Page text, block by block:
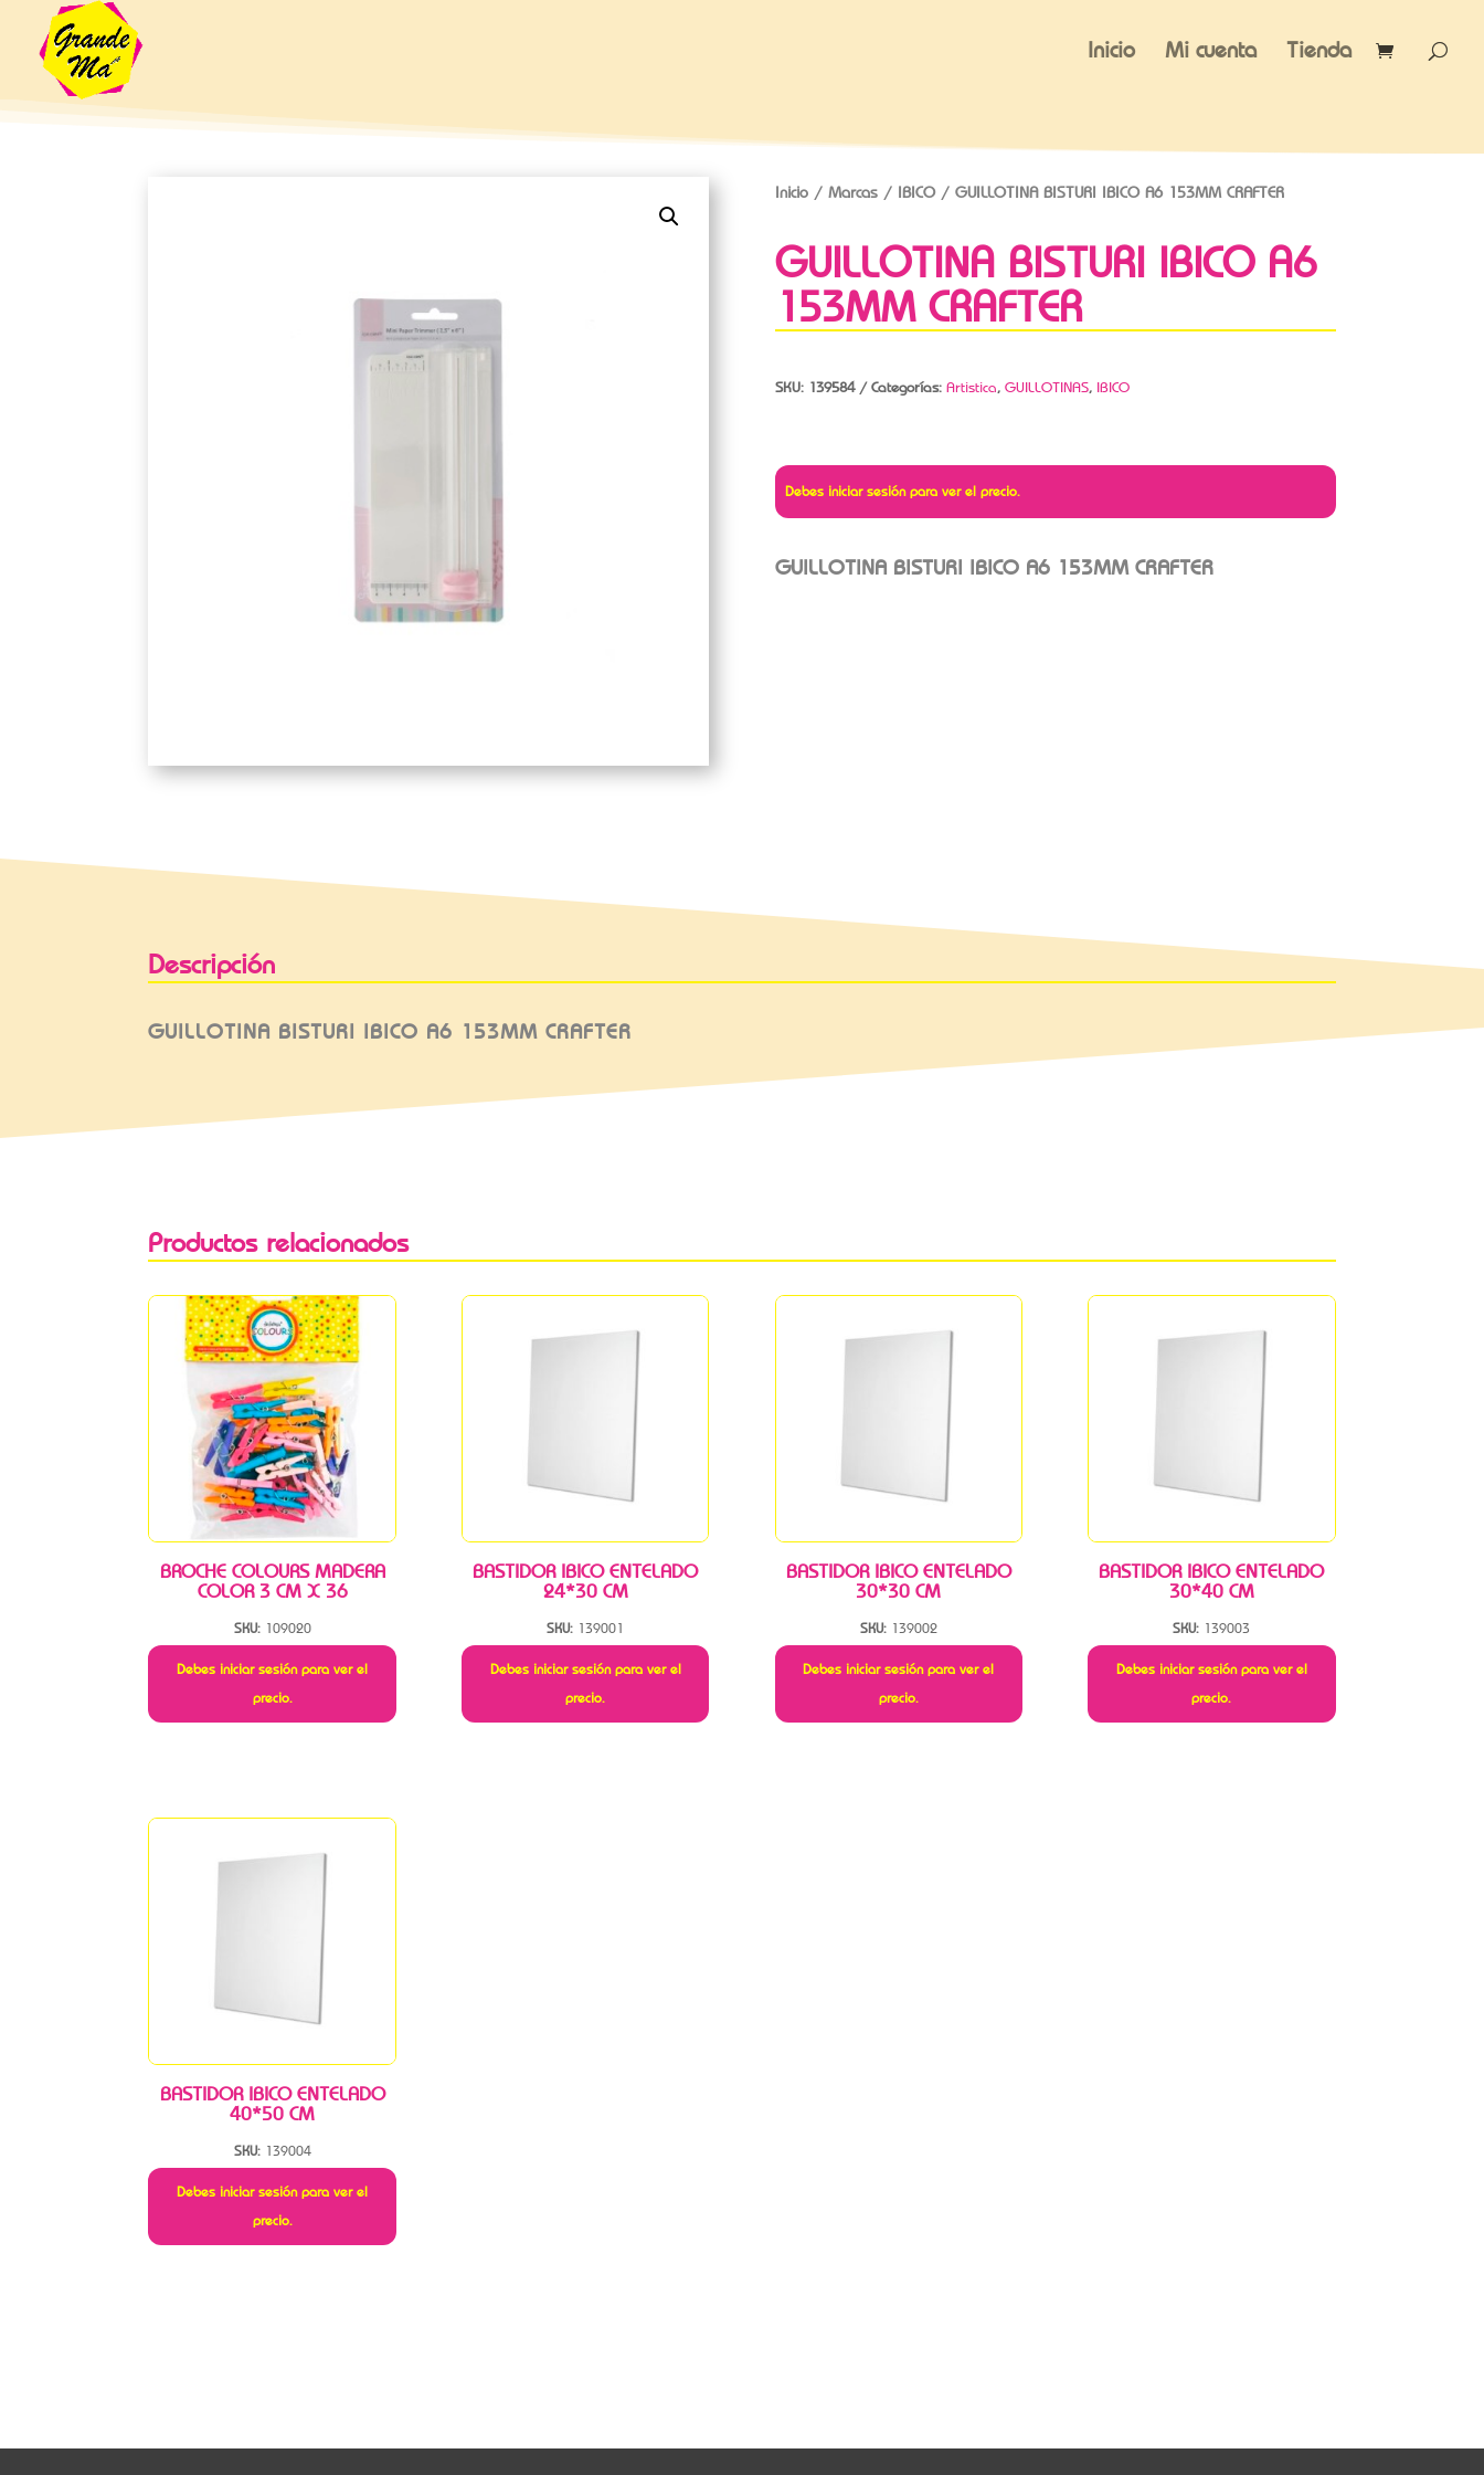
Inicio Mi cuenta Tienda
Inicio/ Marcas/ IBICO/ GUILLOTINA BISTURI IBICO A6 153MM CRAFTER
GUILLOTINA BISTURI IBICO A6
153MM CRAFTER
SKU: 139584 Categorías: Artistica, GUILLOTINAS, IBICO
Debes iniciar sesión para ver el precio.
GUILLOTINA BISTURI IBICO A6 153MM CRAFTER
Descripción
GUILLOTINA BISTURI IBICO A6 153MM CRAFTER
Productos relacionados
BROCHE COLOURS MADERA
COLOR 3 CM X 36
SKU: 109020
Debes iniciar sesión para ver el
precio.
BASTIDOR IBICO ENTELADO
24*30 CM
SKU: 139001
Debes iniciar sesión para ver el
precio.
BASTIDOR IBICO ENTELADO
30*30 CM
SKU: 139002
Debes iniciar sesión para ver el
precio.
BASTIDOR IBICO ENTELADO
30*40 CM
SKU: 139003
Debes iniciar sesión para ver el
precio.
BASTIDOR IBICO ENTELADO
40*50 CM
SKU: 139004
Debes iniciar sesión para ver el
precio.